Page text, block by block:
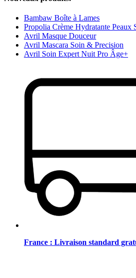
Bambaw Boîte à Lames
Propolia Crème Hydratante Peaux
Avril Masque Douceur
Avril Mascara Soin & Precision
Avril Soin Expert Nuit Pro Âge+
France : Livraison standard